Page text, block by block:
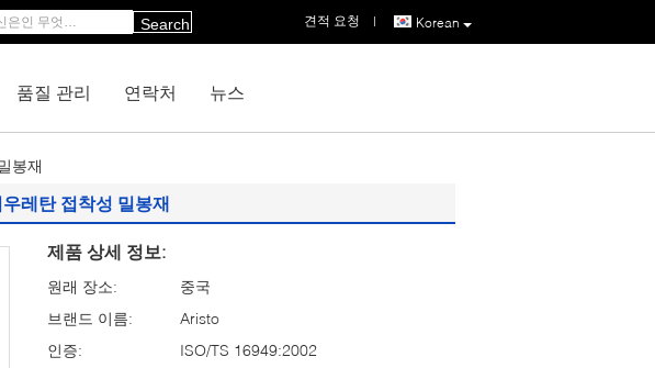
Korean
견적 요청 |
Search
품질 관리 연락처 뉴스
봉재
레탄 접착성 밀봉재
제품 상세 정보:
원래 장소:
중국
브랜드 이름:
Aristo
인증:
ISO/TS 16949:2002